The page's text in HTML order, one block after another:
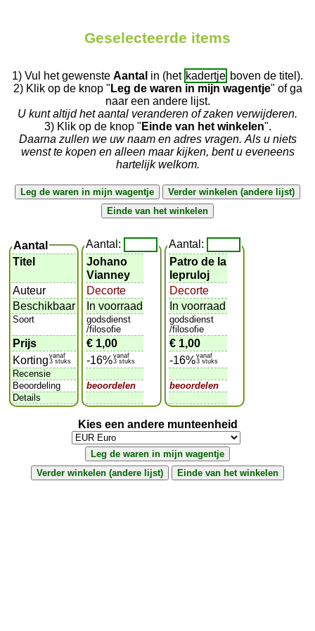
Geselecteerde items
1) Vul het gewenste Aantal in (het kadertje boven de titel).
2) Klik op de knop " Leg de waren in mijn wagentje" of ga
naar een andere lijst.
U kunt altijd het aantal veranderen of zaken verwijderen.
3) Klik op de knop " Einde van het winkelen".
Daarna zullen we uw naam en adres vragen. Als u niets
wenst te kopen en alleen maar kijken, bent u eveneens
hartelijk welkom.
Aantal
Titel
Auteur
Beschikbaar
Soort
Prijs
Korting vanaf
3 stuks
Recensie
Beoordeling
Details
Aantal:
Johano
Vianney
Decorte
In voorraad
godsdienst
/filosofie
€ 1,00
-16%vanaf
3 stuks
beoordelen
Aantal:
Patro de la
lepruloj
Decorte
In voorraad
godsdienst
/filosofie
€ 1,00
-16%vanaf
3 stuks
beoordelen
Kies een andere munteenheid